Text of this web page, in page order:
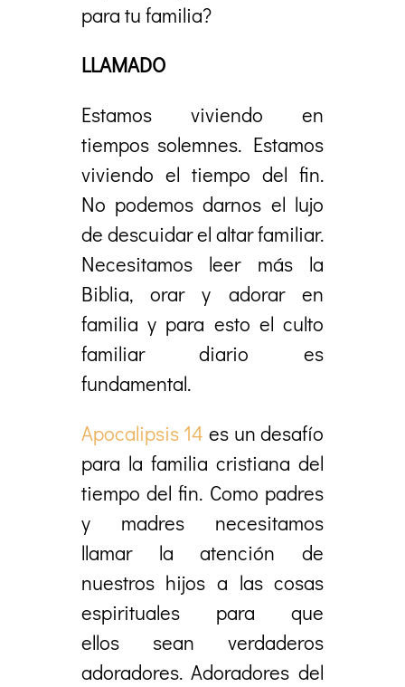
para tu familia?
LLAMADO
Estamos viviendo en
tiempos solemnes. Estamos
viviendo el tiempo del fin.
No podemos darnos el lujo
de descuidar el altar familiar.
Necesitamos leer más la
Biblia, orar y adorar en
familia y para esto el culto
familiar diario es
fundamental.
Apocalipsis 14 es un desafío
para la familia cristiana del
tiempo del fin. Como padres
y madres necesitamos
llamar la atención de
nuestros hijos a las cosas
espirituales para que
ellos sean verdaderos
adoradores. Adoradores del